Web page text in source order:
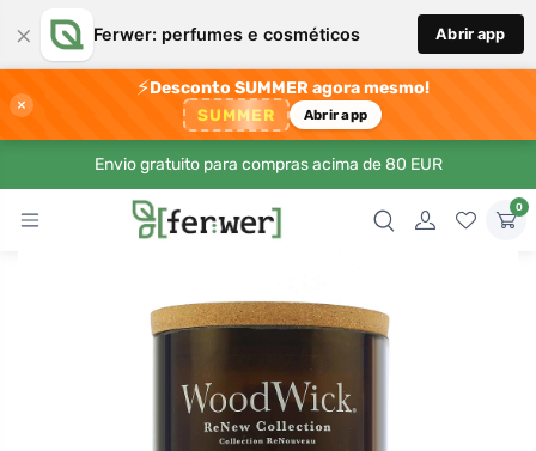
× Ferwer: perfumes e cosméticos Abrir app
×
⚡Desconto SUMMER agora mesmo!
SUMMER Abrir app
Envio gratuito para compras acima de 80 EUR
0